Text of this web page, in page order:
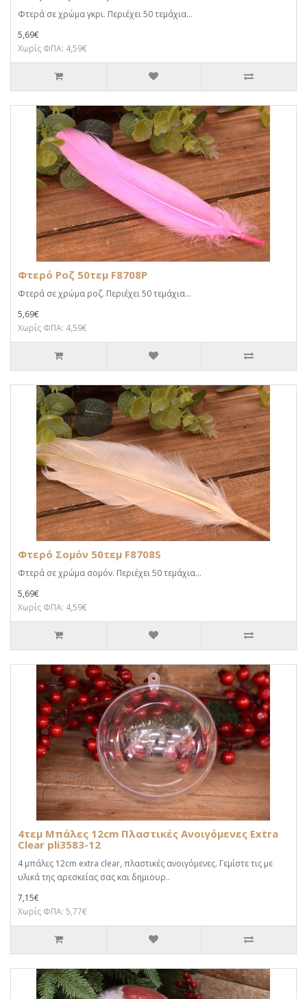
Φτερά σε χρώμα γκρι. Περιέχει 50 τεμάχια...
5,69€
Χωρίς ΦΠΑ: 4,59€
Φτερό Ροζ 50τεμ F8708P
Φτερά σε χρώμα ροζ. Περιέχει 50 τεμάχια...
5,69€
Χωρίς ΦΠΑ: 4,59€
Φτερό Σομόν 50τεμ F8708S
Φτερά σε χρώμα σομόν. Περιέχει 50 τεμάχια...
5,69€
Χωρίς ΦΠΑ: 4,59€
4τεμ Μπάλες 12cm Πλαστικές Ανοιγόμενες Extra
Clear pli3583-12
4 μπάλες 12cm extra clear, πλαστικές ανοιγόμενες. Γεμίστε τις με
υλικά της αρεσκείας σας και δημιουρ..
7,15€
Χωρίς ΦΠΑ: 5,77€